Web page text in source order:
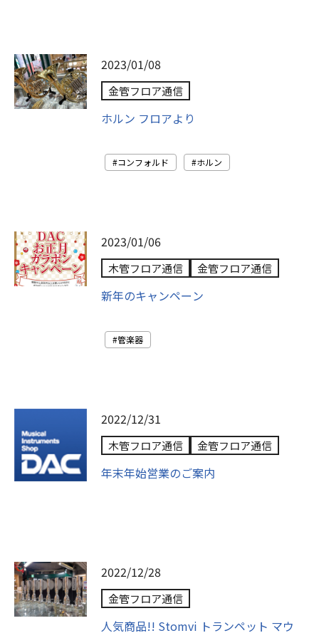
2023/01/08
金管フロア通信
ホルン フロアより
コンフォルド ホルン
2023/01/06
木管フロア通信 金管フロア通信
新年のキャンペーン
管楽器
2022/12/31
木管フロア通信 金管フロア通信
年末年始営業のご案内
2022/12/28
金管フロア通信
人気商品!! Stomvi トランペット マウ